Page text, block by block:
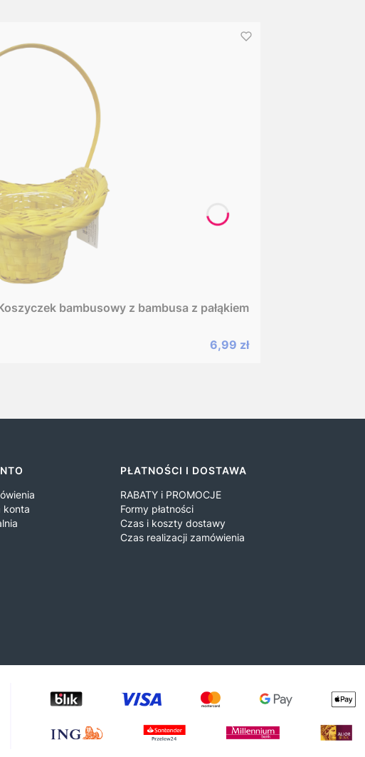
bambusowy z bambusa z pałąkiem
Cena promocyjna
6,99 zł
konta
PŁATNOŚCI I DOSTAWA
RABATY i PROMOCJE
Formy płatności
Czas i koszty dostawy
Czas realizacji zamówienia